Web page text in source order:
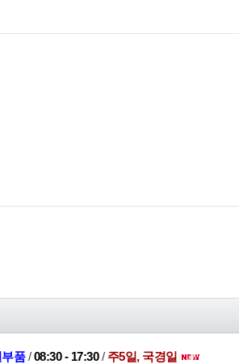
품/08:30 - 17:30/ 주5일, 국경일